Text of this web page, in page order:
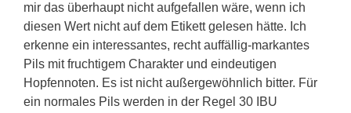
mir das überhaupt nicht aufgefallen wäre, wenn ich
diesen Wert nicht auf dem Etikett gelesen hätte. Ich
erkenne ein interessantes, recht auffällig-markantes
Pils mit fruchtigem Charakter und eindeutigen
Hopfennoten. Es ist nicht außergewöhnlich bitter. Für
ein normales Pils werden in der Regel 30 IBU